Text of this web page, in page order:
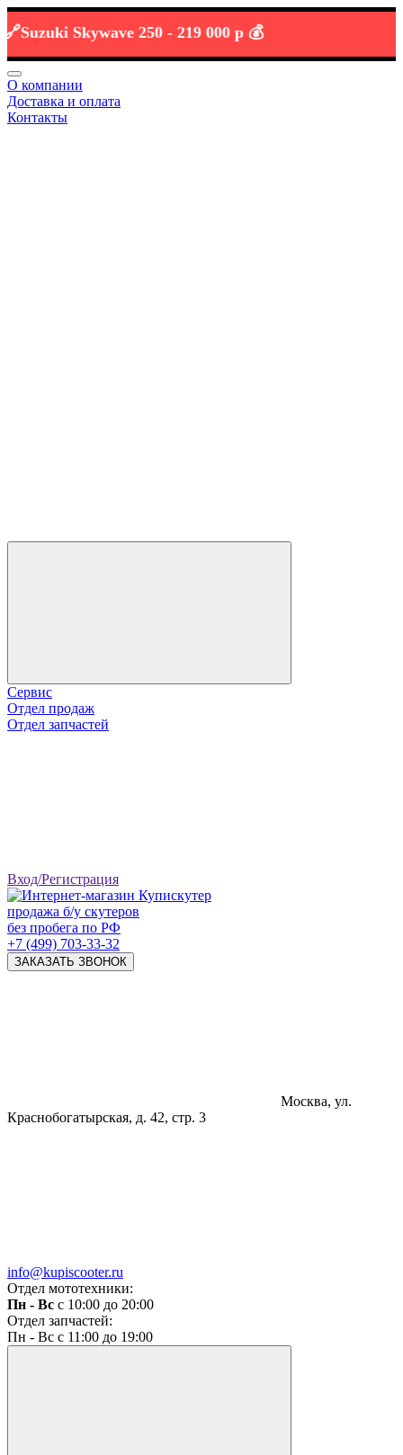
Skywave 250 -219 000 р 💰
О компании
Доставка и оплата
Контакты
Сервис
Отдел продаж
Отдел запчастей
Вход/Регистрация
продажа б/у скутеров
без пробега по РФ
+7 (499) 703-33-32
ЗАКАЗАТЬ ЗВОНОК
Москва, ул.
Краснобогатырская, д. 42, стр. 3
info@kupiscooter.ru
Отдел мототехники:
Пн - Вс с 10:00 до 20:00
Отдел запчастей:
Пн - Вс с 11:00 до 19:00